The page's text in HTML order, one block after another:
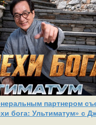
партнером
бога: Ультиматум» с